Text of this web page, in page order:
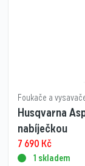
Foukače a
Husqvarna
nabíječkou
7 690 Kč
1 skladem